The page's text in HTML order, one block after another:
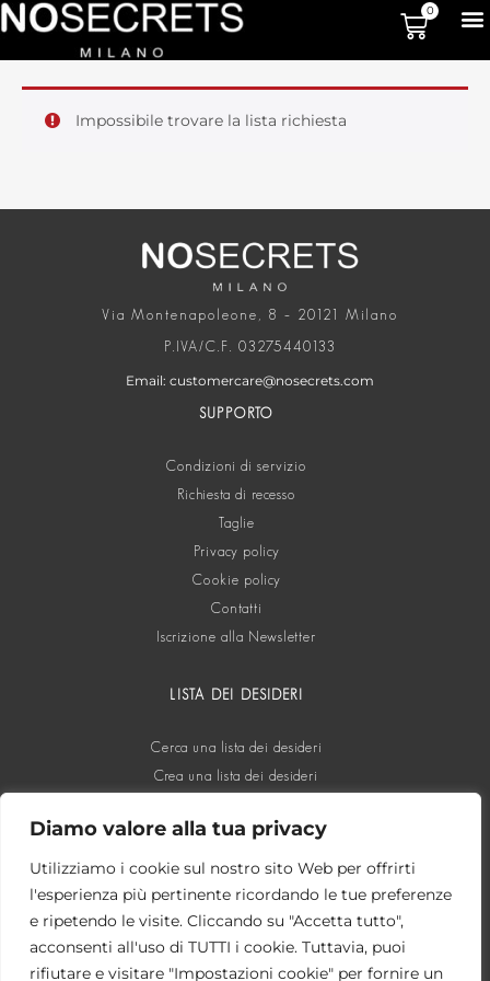
Diamo valore alla tua privacy
Utilizziamo i cookie sul nostro sito Web per offrirti
l'esperienza più pertinente ricordando le tue preferenze
e ripetendo le visite. Cliccando su "Accetta tutto",
acconsenti all'uso di TUTTI i cookie. Tuttavia, puoi
rifiutare e visitare "Impostazioni cookie" per fornire un
0
Impossibile trovare la lista richiesta
Via Montenapoleone, 8 – 20121 Milano
P.IVA/C.F. 03275440133
Email: customercare@nosecrets.com
SUPPORTO
Condizioni di servizio
Richiesta di recesso
Taglie
Privacy policy
Cookie policy
Contatti
Iscrizione alla Newsletter
LISTA DEI DESIDERI
Cerca una lista dei desideri
Crea una lista dei desideri
SOCIAL